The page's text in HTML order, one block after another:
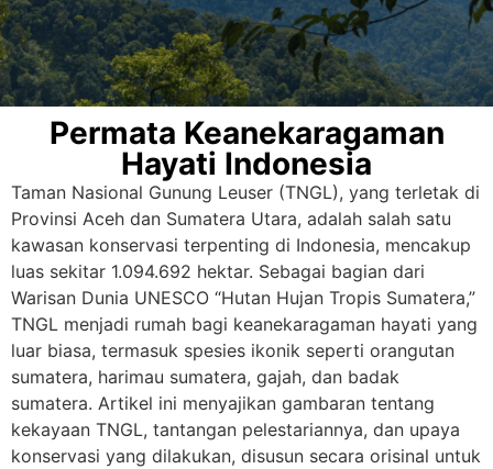
Permata Keanekaragaman
Hayati Indonesia
Taman Nasional Gunung Leuser (TNGL), yang terletak di
Provinsi Aceh dan Sumatera Utara, adalah salah satu
kawasan konservasi terpenting di Indonesia, mencakup
luas sekitar 1.094.692 hektar. Sebagai bagian dari
Warisan Dunia UNESCO “Hutan Hujan Tropis Sumatera,”
TNGL menjadi rumah bagi keanekaragaman hayati yang
luar biasa, termasuk spesies ikonik seperti orangutan
sumatera, harimau sumatera, gajah, dan badak
sumatera. Artikel ini menyajikan gambaran tentang
kekayaan TNGL, tantangan pelestariannya, dan upaya
konservasi yang dilakukan, disusun secara orisinal untuk